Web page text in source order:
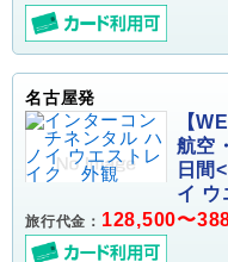
名古屋発
【
航空
日間
イ ウ
旅行代金： 128,500〜